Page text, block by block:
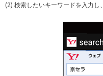
(2) 検索したいキーワードを入力し、